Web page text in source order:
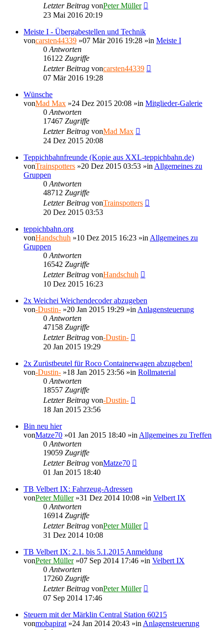
Letzter Beitrag vonPeter Müller
23 Mai 2016 20:19
Meiste I - Übergabestellen und Technik
voncarsten44339 »07 Mär 2016 19:28 »in Meiste I
0 Antworten
16122 Zugriffe
Letzter Beitrag voncarsten44339
07 Mär 2016 19:28
Wünsche
vonMad Max »24 Dez 2015 20:08 »in Mitglieder-Galerie
0 Antworten
17467 Zugriffe
Letzter Beitrag vonMad Max
24 Dez 2015 20:08
Teppichbahnfreunde (Kopie aus XXL-teppichbahn.de)
vonTrainspotters »20 Dez 2015 03:53 »in Allgemeines zu
Gruppen
0 Antworten
48712 Zugriffe
Letzter Beitrag vonTrainspotters
20 Dez 2015 03:53
teppichbahn.org
vonHandschuh »10 Dez 2015 16:23 »in Allgemeines zu
Gruppen
0 Antworten
16542 Zugriffe
Letzter Beitrag vonHandschuh
10 Dez 2015 16:23
2x Weichei Weichendecoder abzugeben
von-Dustin- »20 Jan 2015 19:29 »in Anlagensteuerung
0 Antworten
47158 Zugriffe
Letzter Beitrag von-Dustin-
20 Jan 2015 19:29
2x Zurüstbeutel für Roco Containerwagen abzugeben!
von-Dustin- »18 Jan 2015 23:56 »in Rollmaterial
0 Antworten
18557 Zugriffe
Letzter Beitrag von-Dustin-
18 Jan 2015 23:56
Bin neu hier
vonMatze70 »01 Jan 2015 18:40 »in Allgemeines zu Treffen
0 Antworten
19059 Zugriffe
Letzter Beitrag vonMatze70
01 Jan 2015 18:40
TB Velbert IX: Fahrzeug-Adressen
vonPeter Müller»31 Dez 2014 10:08 »in Velbert IX
0 Antworten
16914 Zugriffe
Letzter Beitrag vonPeter Müller
31 Dez 2014 10:08
TB Velbert IX: 2.1. bis 5.1.2015 Anmeldung
vonPeter Müller»07 Sep 2014 17:46 »in Velbert IX
0 Antworten
17260 Zugriffe
Letzter Beitrag vonPeter Müller
07 Sep 2014 17:46
Steuern mit der Märklin Central Station 60215
vonmobapirat »24 Jan 2014 20:43 »in Anlagensteuerung